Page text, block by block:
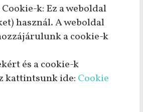
k: Ez a weboldal
használ. A weboldal
a cookie-k
és a cookie-k
kattintsunk ide: Cookie